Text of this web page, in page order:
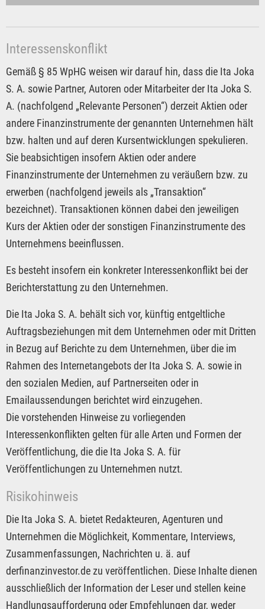
Interessenskonflikt
Gemäß § 85 WpHG weisen wir darauf hin, dass die Ita Joka
S. A. sowie Partner, Autoren oder Mitarbeiter der Ita Joka S.
A. (nachfolgend „Relevante Personen“) derzeit Aktien oder
andere Finanzinstrumente der genannten Unternehmen hält
bzw. halten und auf deren Kursentwicklungen spekulieren.
Sie beabsichtigen insofern Aktien oder andere
Finanzinstrumente der Unternehmen zu veräußern bzw. zu
erwerben (nachfolgend jeweils als „Transaktion“
bezeichnet). Transaktionen können dabei den jeweiligen
Kurs der Aktien oder der sonstigen Finanzinstrumente des
Unternehmens beeinflussen.
Es besteht insofern ein konkreter Interessenkonflikt bei der
Berichterstattung zu den Unternehmen.
Die Ita Joka S. A. behält sich vor, künftig entgeltliche
Auftragsbeziehungen mit dem Unternehmen oder mit Dritten
in Bezug auf Berichte zu dem Unternehmen, über die im
Rahmen des Internetangebots der Ita Joka S. A. sowie in
den sozialen Medien, auf Partnerseiten oder in
Emailaussendungen berichtet wird einzugehen.
Die vorstehenden Hinweise zu vorliegenden
Interessenkonflikten gelten für alle Arten und Formen der
Veröffentlichung, die die Ita Joka S. A. für
Veröffentlichungen zu Unternehmen nutzt.
Risikohinweis
Die Ita Joka S. A. bietet Redakteuren, Agenturen und
Unternehmen die Möglichkeit, Kommentare, Interviews,
Zusammenfassungen, Nachrichten u. ä. auf
derfinanzinvestor.de zu veröffentlichen. Diese Inhalte dienen
ausschließlich der Information der Leser und stellen keine
Handlungsaufforderung oder Empfehlungen dar, weder